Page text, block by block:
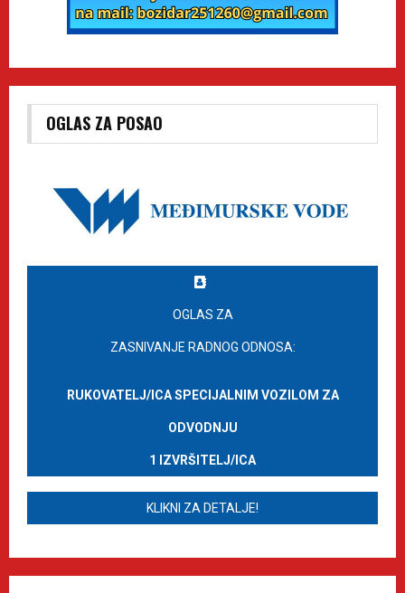
OGLAS ZA POSAO
OGLAS ZA
ZASNIVANJE RADNOG ODNOSA:
RUKOVATELJ/ICA SPECIJALNIM VOZILOM ZA
ODVODNJU
1 IZVRŠITELJ/ICA
KLIKNI ZA DETALJE!